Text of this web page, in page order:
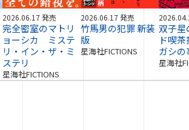
2026.06.17 発売
完全密室のマトリ
ョーシカ ミステ
リ・イン・ザ・ミ
ステリ
星海社FICTIONS
2026.06.17 発売
竹馬男の犯罪 新装
版
星海社FICTIONS
双子星
ド喫
ガシの
星海社